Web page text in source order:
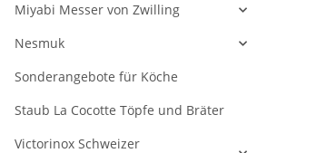
Miyabi Messer von Zwilling
Nesmuk
Sonderangebote für Köche
Staub La Cocotte Töpfe und Bräter
Victorinox Schweizer